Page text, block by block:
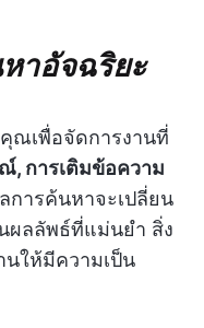
าอัจฉริยะ
ณเพื่อจัดการงานที่
, การเติมข้อความ
การค้นหาจะเปลี่ยน
ผลลัพธ์ที่แม่นยำ สิ่ง
นให้มีความเป็น